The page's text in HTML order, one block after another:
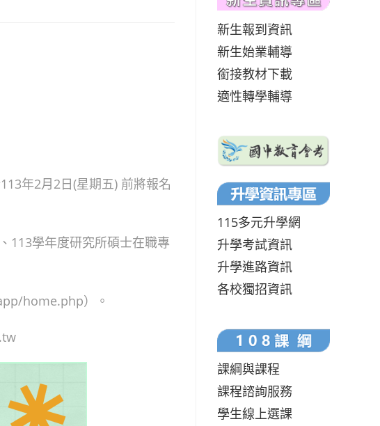
年2月2日(星期五) 前將報名
113學年度研究所碩士在職專
home.php）。
新生報到資訊
新生始業輔導
銜接教材下載
適性轉學輔導
115多元升學網
升學考試資訊
升學進路資訊
各校獨招資訊
課綱與課程
課程諮詢服務
學生線上選課